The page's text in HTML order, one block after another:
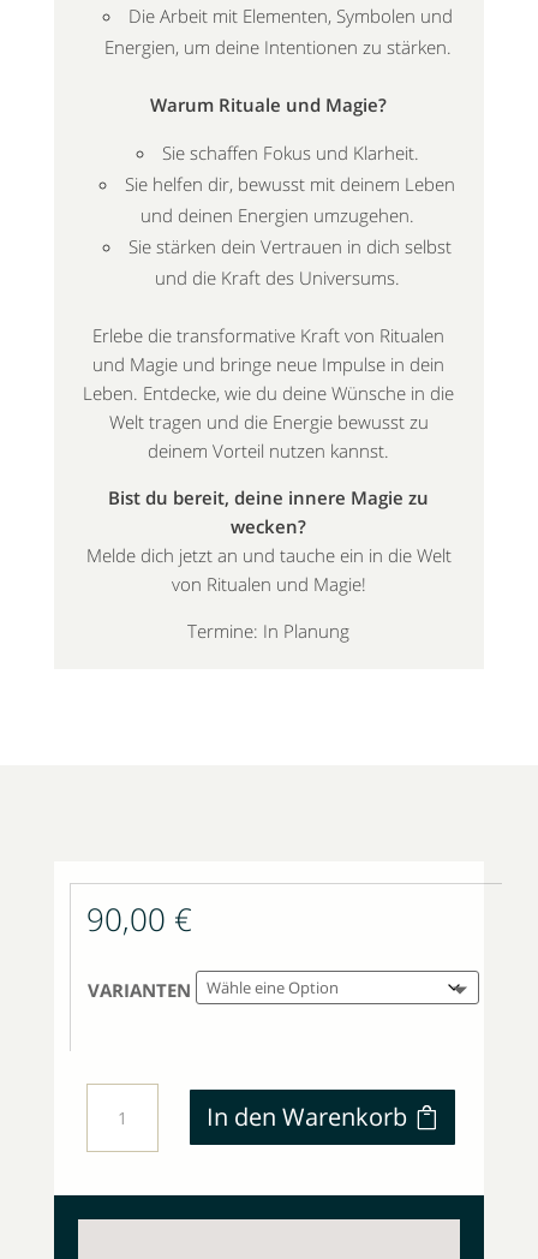
Die Arbeit mit Elementen, Symbolen und
Energien, um deine Intentionen zu stärken.
Warum Rituale und Magie?
Sie schaffen Fokus und Klarheit.
Sie helfen dir, bewusst mit deinem Leben
und deinen Energien umzugehen.
Sie stärken dein Vertrauen in dich selbst
und die Kraft des Universums.
Erlebe die transformative Kraft von Ritualen
und Magie und bringe neue Impulse in dein
Leben. Entdecke, wie du deine Wünsche in die
Welt tragen und die Energie bewusst zu
deinem Vorteil nutzen kannst.
Bist du bereit, deine innere Magie zu
wecken?
Melde dich jetzt an und tauche ein in die Welt
von Ritualen und Magie!
Termine: In Planung
90,00 €
VARIANTEN
RITUALE
MENGE
In den Warenkorb